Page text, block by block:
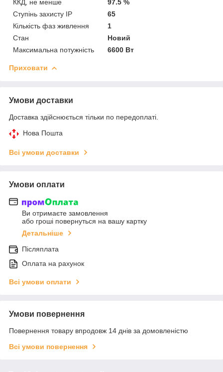
ККД, не менше
97.5 %
Ступінь захисту IP
65
Кількість фаз живлення
1
Стан
Новий
Максимальна потужність
6600 Вт
Приховати
Умови доставки
Доставка здійснюється тільки по передоплаті.
Нова Пошта
Всі умови доставки
Умови оплати
Ви отримаєте замовлення
або гроші повернуться на вашу картку
Детальніше
Післяплата
Оплата на рахунок
Всі умови оплати
Умови повернення
Повернення товару впродовж 14 днів за домовленістю
Всі умови повернення